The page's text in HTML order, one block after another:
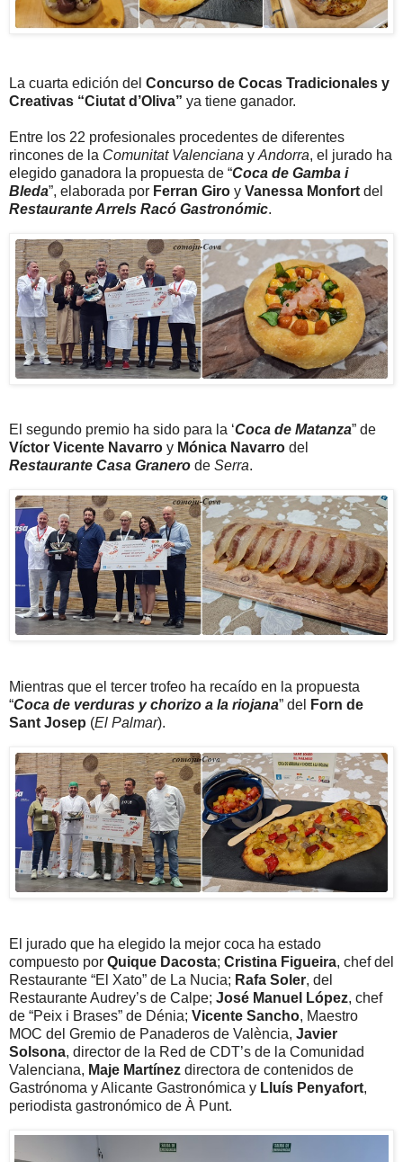
La cuarta edición del Concurso de Cocas Tradicionales y
Creativas “Ciutat d’Oliva” ya tiene ganador.
Entre los 22 profesionales procedentes de diferentes
rincones de la Comunitat Valenciana y Andorra, el jurado ha
elegido ganadora la propuesta de “Coca de Gamba i
Bleda”, elaborada por Ferran Giro y Vanessa Monfort del
Restaurante Arrels Racó Gastronómic.
El segundo premio ha sido para la ‘Coca de Matanza” de
Víctor Vicente Navarro y Mónica Navarro del
Restaurante Casa Granero de Serra.
Mientras que el tercer trofeo ha recaído en la propuesta
“Coca de verduras y chorizo a la riojana” del
Forn de
Sant Josep (El Palmar).
El jurado que ha elegido la mejor coca ha estado
compuesto por Quique Dacosta; Cristina Figueira, chef del
Restaurante “El Xato” de La Nucia; Rafa Soler, del
Restaurante Audrey’s de Calpe; José Manuel López, chef
de “Peix i Brases” de Dénia; Vicente Sancho, Maestro
MOC del Gremio de Panaderos de València, Javier
Solsona, director de la Red de CDT’s de la Comunidad
Valenciana, Maje Martínez directora de contenidos de
Gastrónoma y Alicante Gastronómica y Lluís Penyafort,
periodista gastronómico de À Punt.